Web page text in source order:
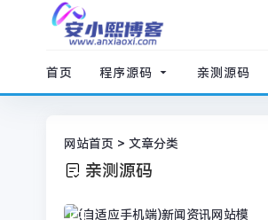
首页 程序源码 亲测源码
网站首页 > 文章分类
亲测源码